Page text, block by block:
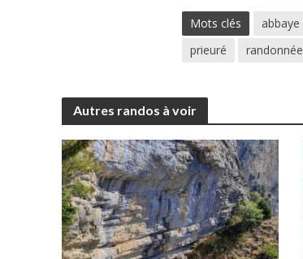
Mots clés abbaye
prieuré
randonnée
Autres randos à voir